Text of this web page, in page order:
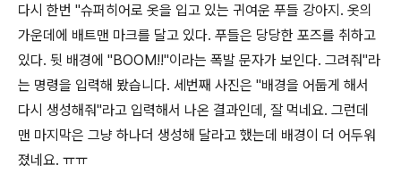
다시 한번 "슈퍼히어로 옷을 입고 있는 귀여운 푸들 강아지. 옷의
가운데에 배트맨 마크를 달고 있다. 푸들은 당당한 포즈를 취하고
있다. 뒷 배경에 "BOOM!!"이라는 폭발 문자가 보인다. 그려줘"라
는 명령을 입력해 봤습니다. 세번째 사진은 "배경을 어둡게 해서
다시 생성해줘"라고 입력해서 나온 결과인데, 잘 먹네요. 그런데
맨 마지막은 그냥 하나더 생성해 달라고 했는데 배경이 더 어두워
졌네요. ㅠㅠ